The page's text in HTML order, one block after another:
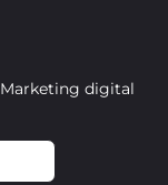
Marketing digital